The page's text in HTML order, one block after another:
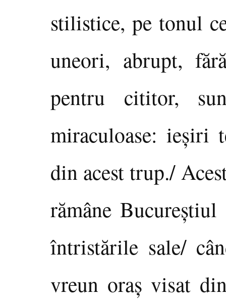
stilistice, pe tonul
uneori, abrupt,
pentru cititor,
miraculoase: ieşiri
din acest trup./
rămâne
întristările sale/
vreun oraş visat